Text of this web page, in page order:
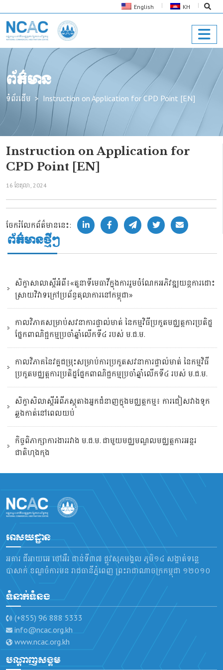
English KH
ព័ត៌មាន
ទំព័រដើម Instruction on Application for CPD Point [EN]
Instruction on Application for
CPD Point [EN]
16 ខែ​តុលា, 2024
ចែករំលែកព័ត៌មាននេះ:
ព័ត៌មានថ្មីៗ
សិក្ខាសាលាស្តីអំពី៖«តួនាទីមេធាវីក្នុងការរួមចំណែកអភិវឌ្ឍយន្តការដោះ
ស្រាយវិវាទក្រៅប្រព័ន្ធតុលាការនៅកម្ពុជា»
កាលវិភាគសម្រាប់សវនាការផ្ទាល់មាត់ នៃកម្មវិធីប្រកួតមជ្ឈត្តការប្រតិដ្ឋ
ផ្នែកពាណិជ្ជកម្មប្រចាំឆ្នាំលើកទី៤ របស់ ម.ជ.ម.
កាលវិភាគនៃវគ្គជម្រុះសម្រាប់ការប្រកួតសវនាការផ្ទាល់មាត់ នៃកម្មវិធី
ប្រកួតមជ្ឈត្តការប្រតិដ្ឋផ្នែកពាណិជ្ជកម្មប្រចាំឆ្នាំលើកទី៤ របស់ ម.ជ.ម.
សិក្ខាសិលាស្ដីអំពីភស្តុតាងអ្នកជំនាញក្នុងមជ្ឈត្តកម្ម៖ ការជៀសវាងទូក
ឆ្លងកាត់នៅពេលយប់
កិច្ចពិភាក្សាការងាររវាង ម.ជ.ម. ជាមួយមជ្ឈមណ្ឌលមជ្ឈត្តការអន្តរ
ជាតិហុងកុង
អាសយដ្ឋាន
អគារ ជីអាយអេ ថៅអឺរ ជាន់ទី៣៧ ផ្លូវសុភមង្គល ភូមិ១៤ សង្កាត់ទន្លេ
បាសាក់ ខណ្ឌចំការមន រាជធានីភ្នំពេញ ព្រះរាជាណាចក្រកម្ពុជា ១២០១០
ទំនាក់ទំនង
(+855) 96 888 5333
info@ncac.org.kh
www.ncac.org.kh
បណ្តាញសង្គម